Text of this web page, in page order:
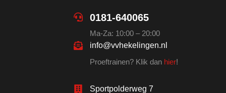
0181-640065
Ma-Za: 10:00 – 20:00
info@vvhekelingen.nl
Proeftrainen? Klik dan hier!
Sportpolderweg 7